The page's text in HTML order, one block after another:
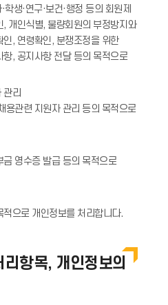
생·연구·보건·행정 등의 회원제
개인식별, 불량회원의 부정방지와
, 연령확인, 분쟁조정을 위한
, 공지사항 전달 등의 목적으로
관리
용관련 지원자 관리 등의 목적으로
영수증 발급 등의 목적으로
으로 개인정보를 처리합니다.
항목, 개인정보의